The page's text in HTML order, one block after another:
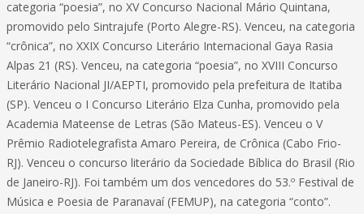
categoria “poesia”, no XV Concurso Nacional Mário Quintana,
promovido pelo Sintrajufe (Porto Alegre-RS). Venceu, na categoria
“crônica”, no XXIX Concurso Literário Internacional Gaya Rasia
Alpas 21 (RS). Venceu, na categoria “poesia”, no XVIII Concurso
Literário Nacional JI/AEPTI, promovido pela prefeitura de Itatiba
(SP). Venceu o I Concurso Literário Elza Cunha, promovido pela
Academia Mateense de Letras (São Mateus-ES). Venceu o V
Prêmio Radiotelegrafista Amaro Pereira, de Crônica (Cabo Frio-
RJ). Venceu o concurso literário da Sociedade Bíblica do Brasil (Rio
de Janeiro-RJ). Foi também um dos vencedores do 53.º Festival de
Música e Poesia de Paranavaí (FEMUP), na categoria “conto”.